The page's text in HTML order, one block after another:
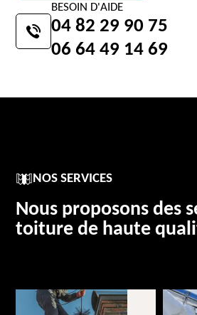
BESOIN D'AIDE
04 82 29 90 75
06 64 49 14 69
NOS SERVICES
Nous proposons des
toiture de haute